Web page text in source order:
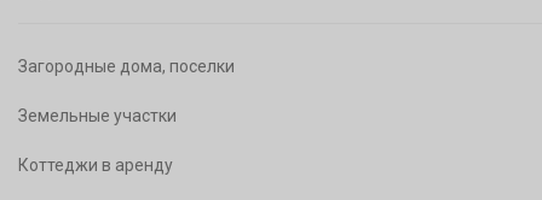
Загородные дома, поселки
Земельные участки
Коттеджи в аренду